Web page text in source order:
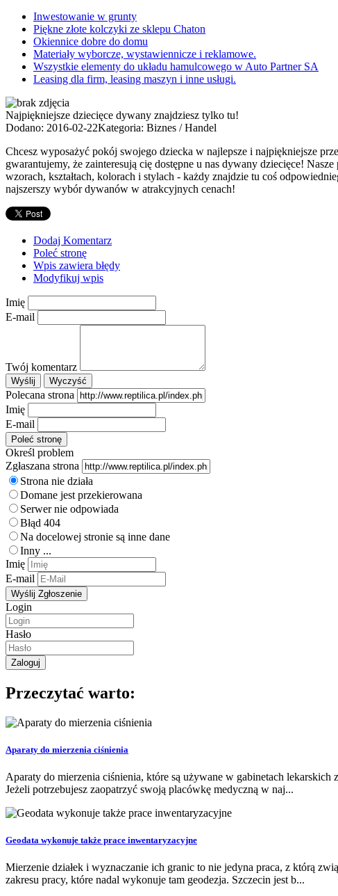
Inwestowanie w grunty
Piękne złote kolczyki ze sklepu Chaton
Okiennice dobre do domu
Materiały wyborcze, wystawiennicze i reklamowe.
Wszystkie elementy do układu hamulcowego w Auto Partner SA
Leasing dla firm, leasing maszyn i inne usługi.
Najpiękniejsze dziecięce dywany znajdziesz tylko tu!
Dodano: 2016-02-22Kategoria: Biznes / Handel
Chcesz wyposażyć pokój swojego dziecka w najlepsze i najpiękniejsze
gwarantujemy, że zainteresują cię dostępne u nas dywany dziecięce!
wzorach, kształtach, kolorach i stylach - każdy znajdzie tu coś
najszerszy wybór dywanów w atrakcyjnych cenach!
Dodaj Komentarz
Poleć stronę
Wpis zawiera błędy
Modyfikuj wpis
Imię
E-mail
Twój komentarz
Polecana strona
Imię
E-mail
Określ problem
Zgłaszana strona
Strona nie działa
Domane jest przekierowana
Serwer nie odpowiada
Błąd 404
Na docelowej stronie są inne dane
Inny ...
Imię
E-mail
Login
Hasło
Przeczytać warto:
Aparaty do mierzenia ciśnienia
Aparaty do mierzenia ciśnienia, które są używane w gabinetach
Jeżeli potrzebujesz zaopatrzyć swoją placówkę medyczną w naj...
Geodata wykonuje także prace inwentaryzacyjne
Mierzenie działek i wyznaczanie ich granic to nie jedyna praca, z którą
zakresu pracy, które nadal wykonuje tam geodezja. Szczecin jest b...